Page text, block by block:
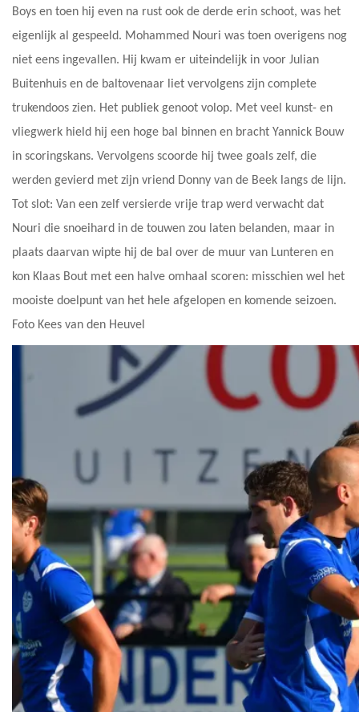
Boys en toen hij even na rust ook de derde erin schoot, was het
eigenlijk al gespeeld. Mohammed Nouri was toen overigens nog
niet eens ingevallen. Hij kwam er uiteindelijk in voor Julian
Buitenhuis en de baltovenaar liet vervolgens zijn complete
trukendoos zien. Het publiek genoot volop. Met veel kunst- en
vliegwerk hield hij een hoge bal binnen en bracht Yannick Bouw
in scoringskans. Vervolgens scoorde hij twee goals zelf, die
werden gevierd met zijn vriend Donny van de Beek langs de lijn.
Tot slot: Van een zelf versierde vrije trap werd verwacht dat
Nouri die snoeihard in de touwen zou laten belanden, maar in
plaats daarvan wipte hij de bal over de muur van Lunteren en
kon Klaas Bout met een halve omhaal scoren: misschien wel het
mooiste doelpunt van het hele afgelopen en komende seizoen.
Foto Kees van den Heuvel